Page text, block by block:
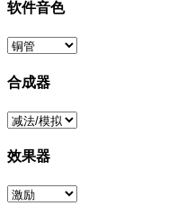
软件音色
合成器
效果器